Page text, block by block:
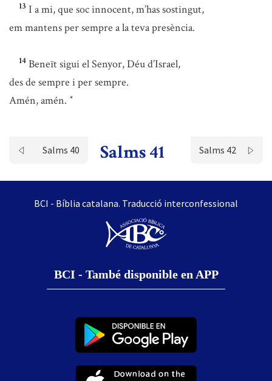
13 I a mi, que soc innocent, m’has sostingut,
em mantens per sempre a la teva presència.
14 Beneït sigui el Senyor, Déu d’Israel,
des de sempre i per sempre.
Amén, amén. *
Salms 40 Salms 41 Salms 42
BCI - Bíblia catalana. Traducció interconfessional
BCI - També disponible en APP